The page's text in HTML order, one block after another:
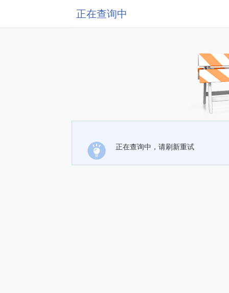
正在查询中
正在查询中，请刷新重试